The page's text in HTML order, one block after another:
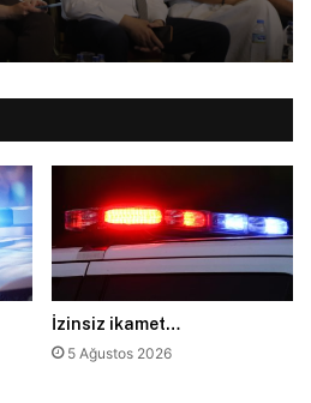
İzinsiz ikamet…
5 Ağustos 2026